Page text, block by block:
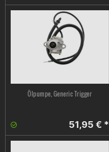
Ölpumpe, Generic Trigger
51,95 € *